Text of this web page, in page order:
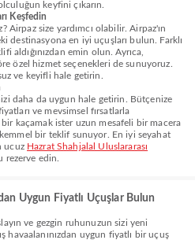
keyfini çıkarın.
Keşfedin
Airpaz size yardımcı olabilir. Airpaz'ın
destinasyona en iyi uçuşları bulun. Farklı
aldığınızdan emin olun. Ayrıca,
özel hizmet seçenekleri de sunuyoruz.
ve keyifli hale getirin.
daha da uygun hale getirin. Bütçenize
ve mevsimsel fırsatlarla
kaçamak ister uzun mesafeli bir macera
bir teklif sunuyor. En iyi seyahat
ucuz Hazrat Shahjalal Uluslararası
edin.
Uygun Fiyatlı Uçuşlar Bulun
ve gezgin ruhunuzun sizi yeni
havaalanınızdan uygun fiyatlı bir uçuş